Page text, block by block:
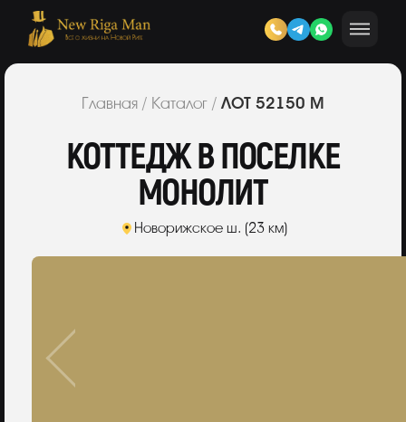
Главная / Каталог / ЛОТ 52150 М
КОТТЕДЖ В ПОСЕЛКЕ
МОНОЛИТ
Новорижское ш. (23 км)